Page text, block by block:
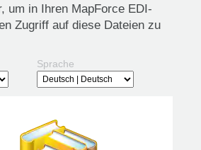
um in Ihren MapForce EDI-
Zugriff auf diese Dateien zu
Sprache